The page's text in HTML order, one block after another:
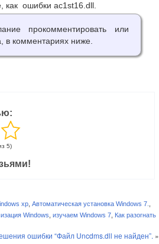
как ошибки ac1st16.dll.
прокомментировать или
в комментариях ниже.
5)
xp, Автоматическая установка Windows 7.
Windows изучаем Windows 7, Как разогнать
ошибки “Файл Uncdms.dll не найден”. »